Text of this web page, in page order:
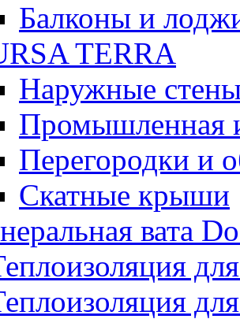
Балконы и
TERRA
Наружные
Промышленная
Перегородки и
Скатные крыши
вата